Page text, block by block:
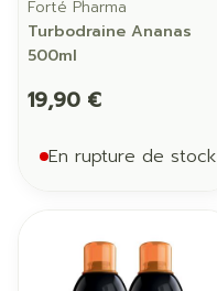
Forté Pharma
Turbodraine Ananas
500ml
19,90 €
En rupture de stock